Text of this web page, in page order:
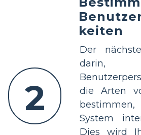
2
keiten
Der
die Arten
System
Dies wird